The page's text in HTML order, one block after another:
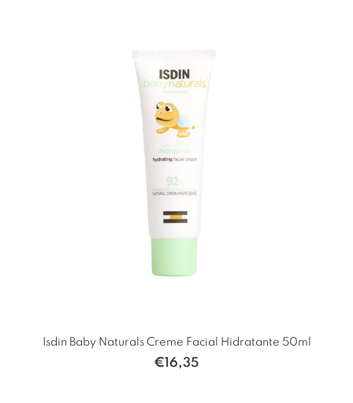
Isdin Baby Naturals Creme Facial Hidratante 50ml
€16,35